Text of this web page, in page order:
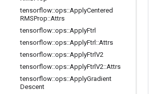
tensorflow::ops::ApplyCentered
RMSProp::Attrs
tensorflow::ops::ApplyFtrl
tensorflow::ops::ApplyFtrl ::Attrs
tensorflow::ops::ApplyFtrlV2
tensorflow::ops::ApplyFtrlV2::Attrs
tensorflow::ops::ApplyGradient
Descent